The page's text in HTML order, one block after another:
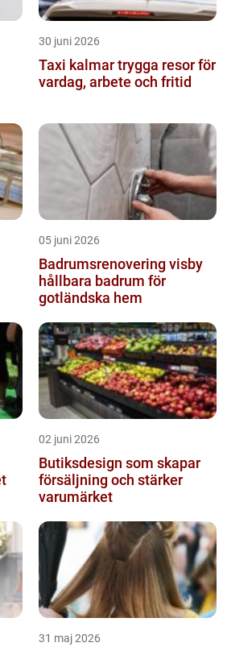
30 juni 2026
Taxi kalmar trygga resor för
vardag, arbete och fritid
05 juni 2026
Badrumsrenovering visby
hållbara badrum för
gotländska hem
02 juni 2026
Butiksdesign som skapar
försäljning och stärker
varumärket
31 maj 2026